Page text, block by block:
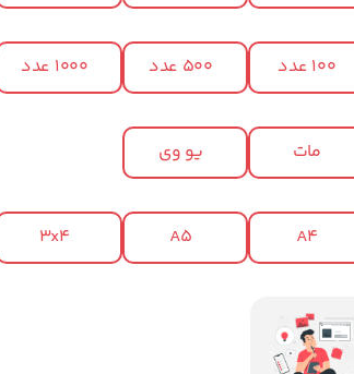
100 عدد 500 عدد 1000 عدد
مات یو وی
A4
A5
3x4